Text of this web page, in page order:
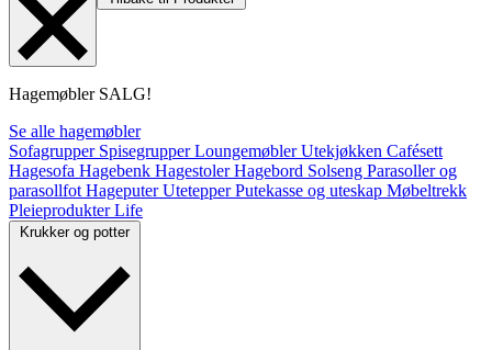
Hagemøbler SALG!
Se alle hagemøbler
Sofagrupper SpisegrupperLoungemøblerUtekjøkken Cafésett
Hagesofa Hagebenk HagestolerHagebord Solseng Parasoller og
parasollfot HageputerUtetepperPutekasse og uteskap Møbeltrekk
PleieprodukterLife
Krukker og potter